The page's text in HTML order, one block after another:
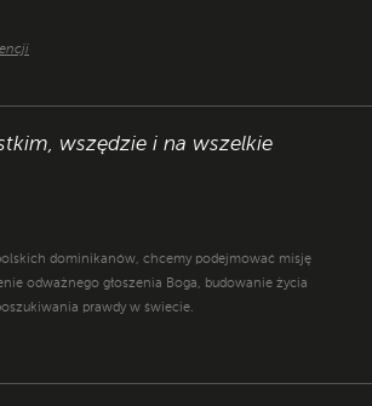
wszędzie i na wszelkie
dominikanów, chcemy podejmować misję
odważnego głoszenia Boga, budowanie życia
prawdy w świecie.